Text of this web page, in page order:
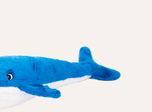
Оплата и доставка
Программа лояльности